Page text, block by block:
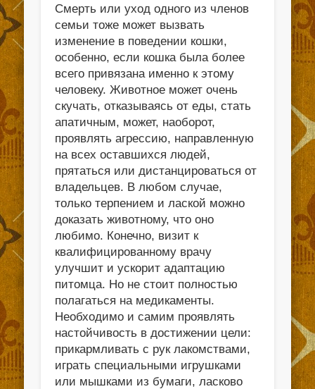
Смерть или уход одного из членов
семьи тоже может вызвать
изменение в поведении кошки,
особенно, если кошка была более
всего привязана именно к этому
человеку. Животное может очень
скучать, отказываясь от еды, стать
апатичным, может, наоборот,
проявлять агрессию, направленную
на всех оставшихся людей,
прятаться или дистанцироваться от
владельцев. В любом случае,
только терпением и лаской можно
доказать животному, что оно
любимо. Конечно, визит к
квалифицированному врачу
улучшит и ускорит адаптацию
питомца. Но не стоит полностью
полагаться на медикаменты.
Необходимо и самим проявлять
настойчивость в достижении цели:
прикармливать с рук лакомствами,
играть специальными игрушками
или мышками из бумаги, ласково